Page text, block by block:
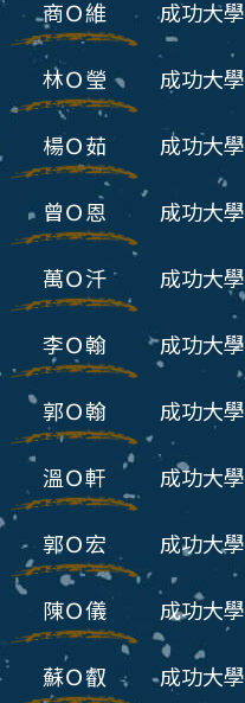
商Ｏ維 成功大學
林Ｏ瑩 成功大學
楊Ｏ茹 成功大學
曾Ｏ恩 成功大學
萬Ｏ汘 成功大學
李Ｏ翰 成功大學
郭Ｏ翰 成功大學
溫Ｏ軒 成功大學
郭Ｏ宏 成功大學
陳Ｏ儀 成功大學
蘇Ｏ叡 成功大學